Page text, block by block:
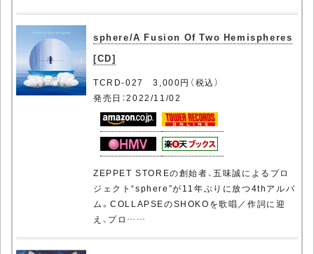
sphere/A Fusion Of Two Hemispheres
[CD]
TCRD-027 3,000円（税込）
発売日：2022/11/02
ZEPPET STOREの創始者、五味誠によるプロ
ジェクト“sphere”が11年ぶりに放つ4thアルバ
ム。COLLAPSEのSHOKOを歌唱／作詞に迎
え、プロ……